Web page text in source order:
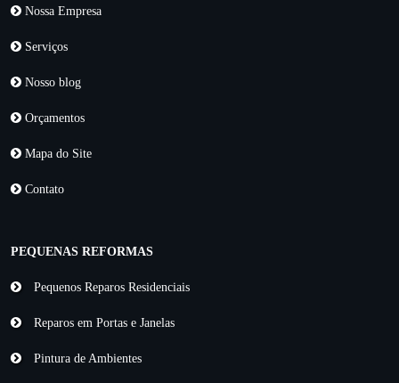
Nossa Empresa
Serviços
Nosso blog
Orçamentos
Mapa do Site
Contato
PEQUENAS REFORMAS
Pequenos Reparos Residenciais
Reparos em Portas e Janelas
Pintura de Ambientes